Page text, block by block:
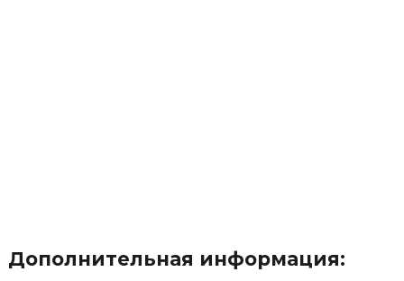
Дополнительная информация: